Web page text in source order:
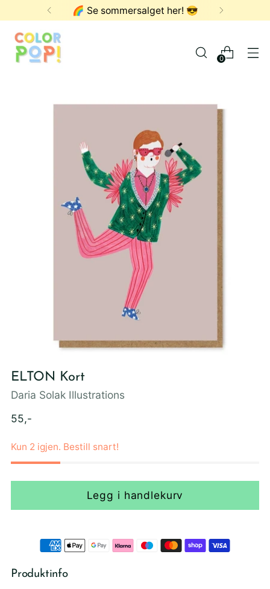
🌈 Se sommersalget her! 😎
0
ELTON Kort
Daria Solak Illustrations
Ordinær
55,-
Kun 2 igjen. Bestill snart!
Legg i handlekurv
Produktinfo